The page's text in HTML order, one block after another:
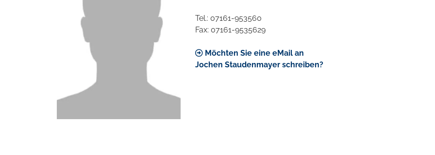
Tel.: 07161-953560
Fax: 07161-9535629
Möchten Sie eine eMail an
Jochen Staudenmayer schreiben?